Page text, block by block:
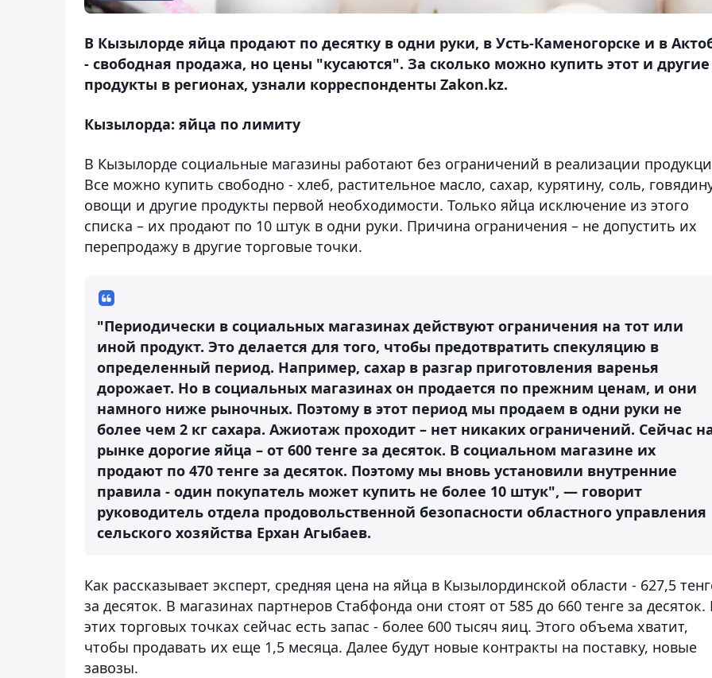
В Кызылорде яйца продают по десятку в одни руки, в Усть-Каменогорске и в
- свободная продажа, но цены "кусаются". За сколько можно купить этот и другие
продукты в регионах, узнали корреспонденты Zakon.kz.
Кызылорда: яйца по лимиту
В Кызылорде социальные магазины работают без ограничений в реализации
Все можно купить свободно - хлеб, растительное масло, сахар, курятину, соль,
овощи и другие продукты первой необходимости. Только яйца исключение из этого
списка – их продают по 10 штук в одни руки. Причина ограничения – не допустить их
перепродажу в другие торговые точки.
"Периодически в социальных магазинах действуют ограничения на тот или
иной продукт. Это делается для того, чтобы предотвратить спекуляцию в
определенный период. Например, сахар в разгар приготовления варенья
дорожает. Но в социальных магазинах он продается по прежним ценам, и они
намного ниже рыночных. Поэтому в этот период мы продаем в одни руки не
более чем 2 кг сахара. Ажиотаж проходит – нет никаких ограничений. Сейчас
рынке дорогие яйца – от 600 тенге за десяток. В социальном магазине их
продают по 470 тенге за десяток. Поэтому мы вновь установили внутренние
правила - один покупатель может купить не более 10 штук", — говорит
руководитель отдела продовольственной безопасности областного управления
сельского хозяйства Ерхан Агыбаев.
Как рассказывает эксперт, средняя цена на яйца в Кызылординской области - 627,5
за десяток. В магазинах партнеров Стабфонда они стоят от 585 до 660 тенге за десяток.
этих торговых точках сейчас есть запас - более 600 тысяч яиц. Этого объема хватит,
чтобы продавать их еще 1,5 месяца. Далее будут новые контракты на поставку, новые
завозы.